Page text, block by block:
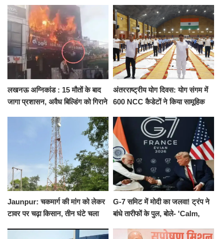
को नहीं...
किराया
लखनऊ अग्निकांड : 15 मौतों के बाद
जागा प्रशासन, अवैध बिल्डिंग को गिराने
अंतरराष्ट्रीय योग दिवस: योग संगम में
600 NCC कैडेटों ने किया सामूहिक
संकल्प
Jaunpur: चकमार्ग की मांग को लेकर
टावर पर चढ़ा किसान, तीन घंटे चला
G-7 समिट में मोदी का जलवा! ट्रंप ने
बांधे तारीफों के पुल, बोले- 'Calm,